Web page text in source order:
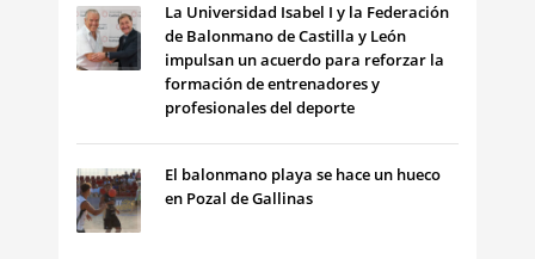
La Universidad Isabel I y la Federación
de Balonmano de Castilla y León
impulsan un acuerdo para reforzar la
formación de entrenadores y
profesionales del deporte
El balonmano playa se hace un hueco
en Pozal de Gallinas